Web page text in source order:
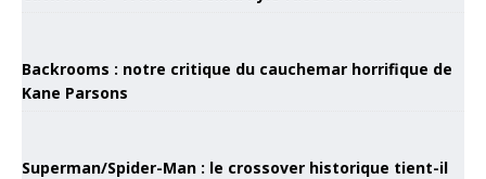
Backrooms : notre critique du cauchemar horrifique de
Kane Parsons
Superman/Spider-Man : le crossover historique tient-il